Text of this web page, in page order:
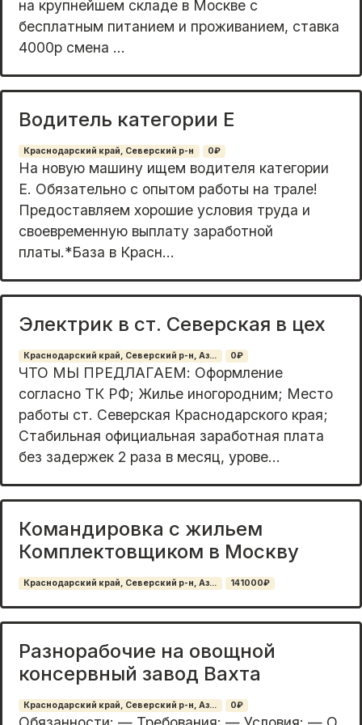
на крупнейшем складе в Москве с
бесплатным питанием и проживанием, ставка
4000р смена ...
Водитель категории Е
Краснодарский край, Северский р-н 0₽
На новую машину ищем водителя категории
Е. Обязательно с опытом работы на трале!
Предоставляем хорошие условия труда и
своевременную выплату заработной
платы.*База в Красн...
Электрик в ст. Северская в цех
Краснодарский край, Северский р-н, Аз... 0₽
ЧТО МЫ ПРЕДЛАГАЕМ: Оформление
согласно ТК РФ; Жилье иногородним; Место
работы ст. Северская Краснодарского края;
Стабильная официальная заработная плата
без задержек 2 раза в месяц, урове...
Командировка с жильем
Комплектовщиком в Москву
Краснодарский край, Северский р-н, Аз... 141000₽
Разнорабочие на овощной
консервный завод Baxта
Краснодарский край, Северский р-н, Аз... 0₽